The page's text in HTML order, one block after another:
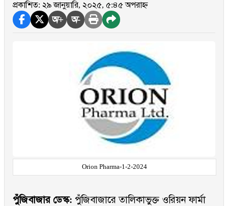
প্রকাশিত: ২৯ জানুয়ারি, ২০২৫, ৫:৪৫ অপরাহ্ন
অ+ অ-
Orion Pharma-1-2-2024
পুঁজিবাজার ডেস্ক: পুঁজিবাজারে তালিকাভুক্ত ওরিয়ন ফার্মা